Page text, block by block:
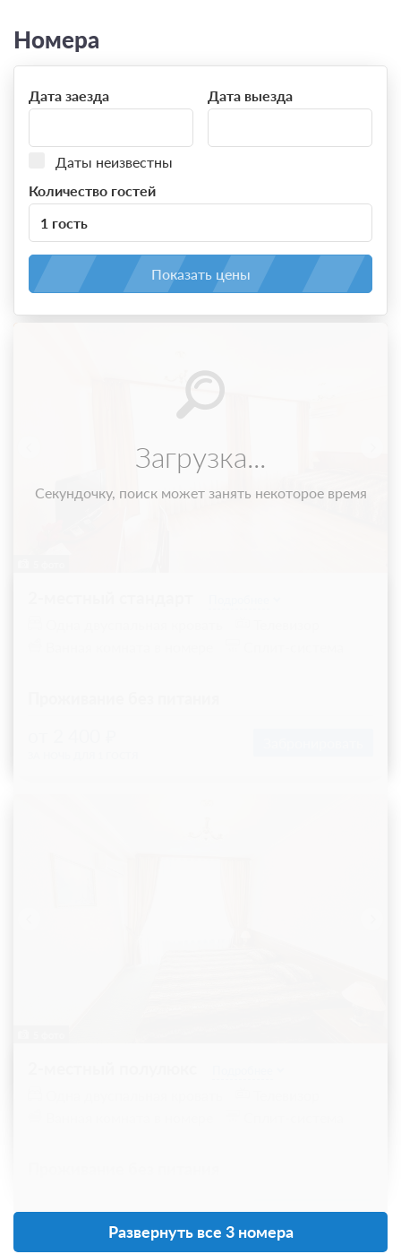
Номера
Дата заезда Дата выезда
Даты неизвестны
Количество гостей
1 гость
Показать цены
от 3 000
ЗА НОЧЬ ДЛЯ 1 ГОСТЯ
Забронировать
Загрузка...
Секундочку, поиск может занять некоторое время
Развернуть все 3 номера